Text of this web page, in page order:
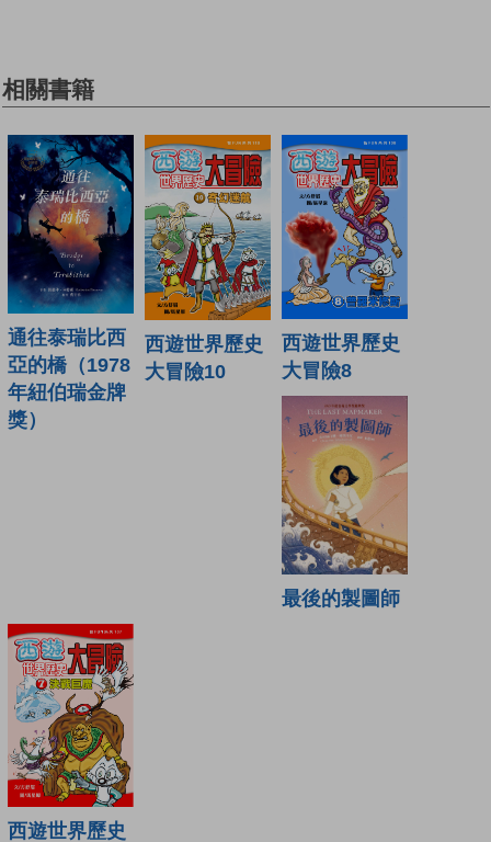
相關書籍
通往泰瑞比西
亞的橋（1978
年紐伯瑞金牌
獎）
西遊世界歷史
大冒險10
西遊世界歷史
大冒險8
最後的製圖師
西遊世界歷史